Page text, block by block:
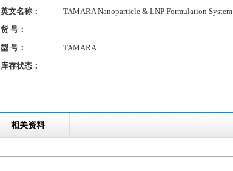
英文名称：
TAMARA Nanoparticle & LNP Formulation System
货 号：
型 号：
TAMARA
库存状态：
相关资料